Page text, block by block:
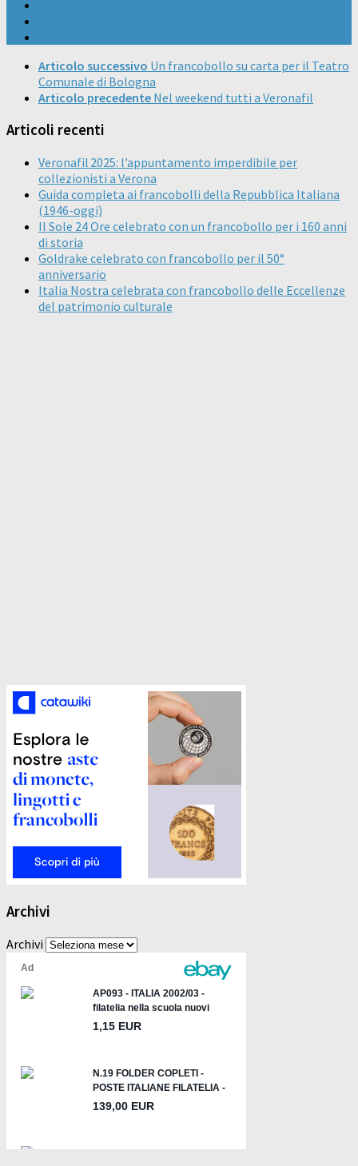
Articolo successivo Un francobollo su carta per il Teatro
Comunale di Bologna
Articolo precedente Nel weekend tutti a Veronafil
Articoli recenti
Veronafil 2025: l’appuntamento imperdibile per
collezionisti a Verona
Guida completa ai francobolli della Repubblica Italiana
(1946-oggi)
Il Sole 24 Ore celebrato con un francobollo per i 160 anni
di storia
Goldrake celebrato con francobollo per il 50°
anniversario
Italia Nostra celebrata con francobollo delle Eccellenze
del patrimonio culturale
Archivi
Archivi